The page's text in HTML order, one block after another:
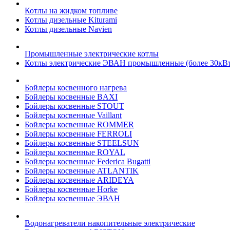
Котлы на жидком топливе
Котлы дизельные Kiturami
Котлы дизельные Navien
Промышленные электрические котлы
Котлы электрические ЭВАН промышленные (более
Бойлеры косвенного нагрева
Бойлеры косвенные BAXI
Бойлеры косвенные STOUT
Бойлеры косвенные Vaillant
Бойлеры косвенные ROMMER
Бойлеры косвенные FERROLI
Бойлеры косвенные STEELSUN
Бойлеры косвенные ROYAL
Бойлеры косвенные Federica Bugatti
Бойлеры косвенные ATLANTIK
Бойлеры косвенные ARIDEYA
Бойлеры косвенные Horke
Бойлеры косвенные ЭВАН
Водонагреватели накопительные электрические